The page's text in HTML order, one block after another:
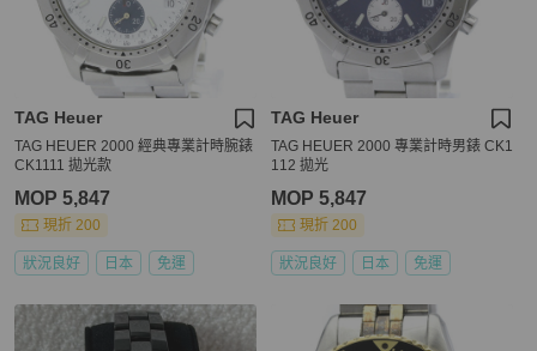
TAG Heuer
TAG HEUER 2000 經典專業計時腕錶
CK1111 拋光款
MOP 5,847
現折 200
狀況良好 日本 免運
TAG Heuer
TAG HEUER 2000 專業計時男錶 CK1
112 拋光
MOP 5,847
現折 200
狀況良好 日本 免運